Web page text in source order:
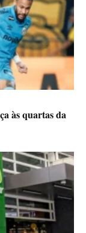
às quartas da